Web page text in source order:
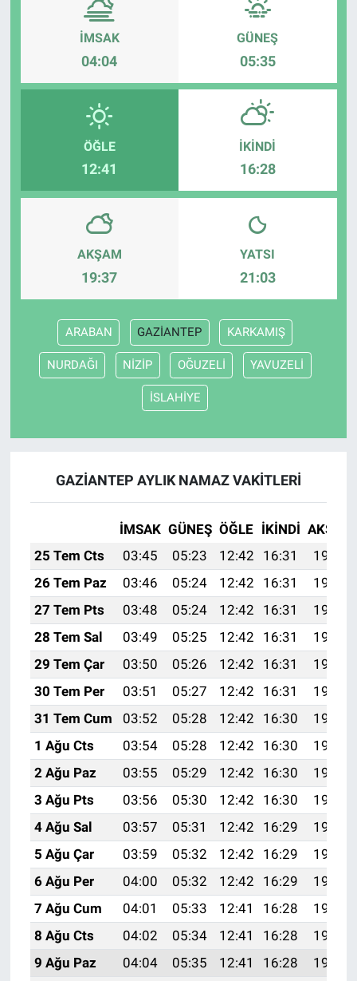
İMSAK
04:04
GÜNEŞ
05:35
ÖĞLE
12:41
İKINDI
16:28
AKŞAM
19:37
YATSI
21:03
ARABAN GAZİANTEP KARKAMIŞ
NURDAĞI NİZİP OĞUZELİ YAVUZELİ
İSLAHİYE
GAZİANTEP AYLIK NAMAZ VAKITLERI
İMSAK GÜNEŞ ÖĞLE İKINDI AKŞAM
25 Tem Cts
03:45 05:23 12:42 16:31
19:51
26 Tem Paz
03:46 05:24 12:42 16:31
19:51
27 Tem Pts
03:48 05:24 12:42 16:31
19:50
28 Tem Sal
03:49 05:25 12:42 16:31
19:49
29 Tem Çar
03:50 05:26 12:42 16:31
19:48
30 Tem Per
03:51 05:27 12:42 16:31
19:47
31 Tem Cum
03:52 05:28 12:42 16:30
19:46
1 Ağu Cts
03:54 05:28 12:42 16:30
19:46
2 Ağu Paz
03:55 05:29 12:42 16:30
19:45
3 Ağu Pts
03:56 05:30 12:42 16:30
19:44
4 Ağu Sal
03:57 05:31 12:42 16:29
19:43
5 Ağu Çar
03:59 05:32 12:42 16:29
19:42
6 Ağu Per
04:00 05:32 12:42 16:29
19:41
7 Ağu Cum
04:01 05:33 12:41 16:28
19:39
8 Ağu Cts
04:02 05:34 12:41 16:28
19:38
9 Ağu Paz
04:04 05:35 12:41 16:28
19:37